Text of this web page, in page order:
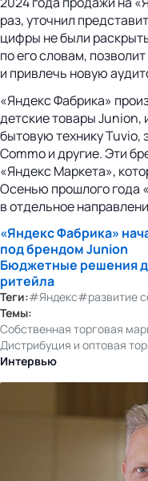
раз, уточнил
цифры не были
по его словам,
и привлечь новую
«Яндекс Фабрика»
детские товары Junion,
бытовую технику Tuvio,
Commo и другие. Эти
«Яндекс Маркета»,
Осенью прошлого года
в отдельное
«Яндекс Фабрика»
под брендом Junion
Бюджетные решения
ритейла
Теги:#Яндекс#развитие
Темы:
Собственная торговая
Дистрибуция и оптовая
Интервью